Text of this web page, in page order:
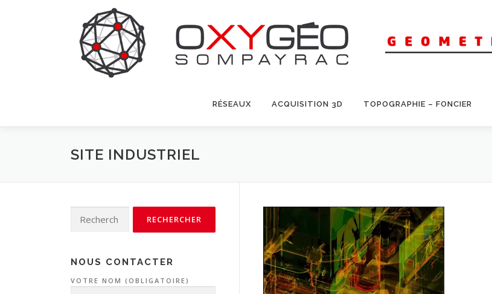
RÉSEAUX ACQUISITION 3D TOPOGRAPHIE – FONCIER
SITE INDUSTRIEL
NOUS CONTACTER
VOTRE NOM (OBLIGATOIRE)